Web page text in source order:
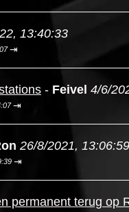
13:40:33
⇥
- Feivel 4/6/
⇥
26/8/2021, 13:06:59
⇥
permanent terug op